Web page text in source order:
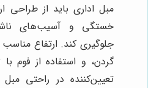
مبل اداری باید از طراحی
خستگی و آسیب‌های
جلوگیری کند. ارتفاع
گردن، و استفاده از فوم
تعیین‌کننده در راحتی